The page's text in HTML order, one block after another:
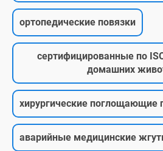
ортопедические повязки
сертифицированные по
домашних
хирургические поглощающие
аварийные медицинские